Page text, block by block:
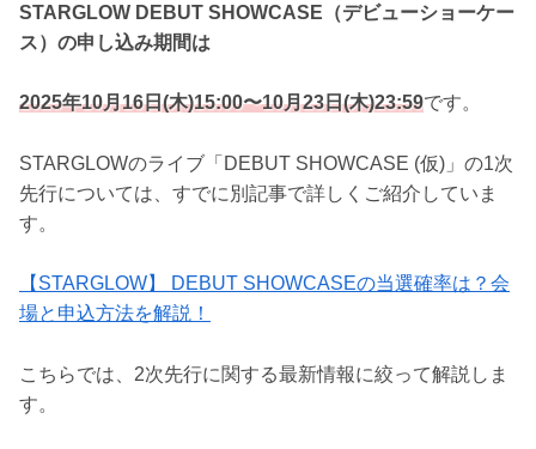
STARGLOW DEBUT SHOWCASE（デビューショーケー
ス）の申し込み期間は
2025年10月16日(木)15:00〜10月23日(木)23:59です。
STARGLOWのライブ「DEBUT SHOWCASE (仮)」の1次
先行については、すでに別記事で詳しくご紹介していま
す。
【STARGLOW】 DEBUT SHOWCASEの当選確率は？会
場と申込方法を解説！
こちらでは、2次先行に関する最新情報に絞って解説しま
す。